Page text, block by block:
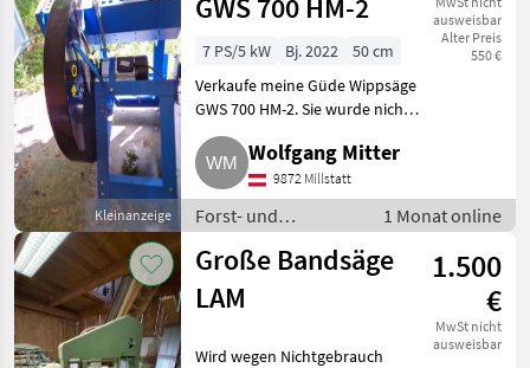
Kleinanzeige
GWS 700 HM-2
ausweisbar
Alter Preis
550 €
7 PS/5 kW Bj. 2022
50 cm
Verkaufe meine Güde Wippsäge
GWS 700 HM-2. Sie wurde nicht
genutzt und befindet sich daher
in einem Top-Zustand. Die
ideale
Brennholzwippenkreissäge für
schnelles un
Wolfgang Mitter
9872 Millstatt
Forst- und
Holztechnik /
Kreissägen
1 Monat online
Große Bandsäge
LAM
1.500
€
MwSt nicht
ausweisbar
Wird wegen Nichtgebrauch